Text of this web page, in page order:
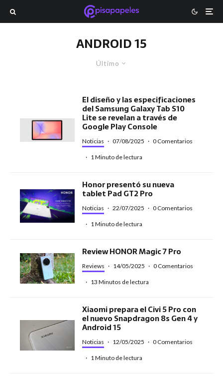
ANDROID 15
Último
El diseño y las especificaciones
del Samsung Galaxy Tab S10
Lite se revelan a través de
Google Play Console
Noticias · 07/08/2025 · 0 Comentarios
· 1 Minuto de lectura
Honor presentó su nueva
tablet Pad GT2 Pro
Noticias · 22/07/2025 · 0 Comentarios
· 1 Minuto de lectura
Review HONOR Magic 7 Pro
Reviews · 14/05/2025 · 0 Comentarios
· 13 Minutos de lectura
Xiaomi prepara el Civi 5 Pro con
el nuevo Snapdragon 8s Gen 4 y
Android 15
Noticias · 12/05/2025 · 0 Comentarios
· 1 Minuto de lectura